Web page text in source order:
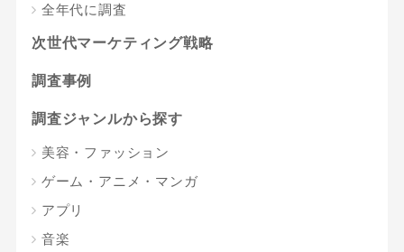
全年代に調査
次世代マーケティング戦略
調査事例
調査ジャンルから探す
美容・ファッション
ゲーム・アニメ・マンガ
アプリ
音楽